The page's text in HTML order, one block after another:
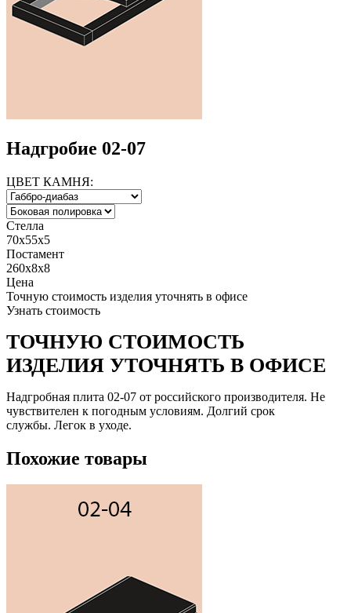
Надгробие 02-07
ЦВЕТ КАМНЯ:
Стелла
70х55х5
Постамент
260x8x8
Цена
Точную стоимость изделия уточнять в офисе
Узнать стоимость
ТОЧНУЮ СТОИМОСТЬ
ИЗДЕЛИЯ УТОЧНЯТЬ В ОФИСЕ
Надгробная плита 02-07 от российского производителя. Не
чувствителен к погодным условиям. Долгий срок
службы. Легок в уходе.
Похожие товары